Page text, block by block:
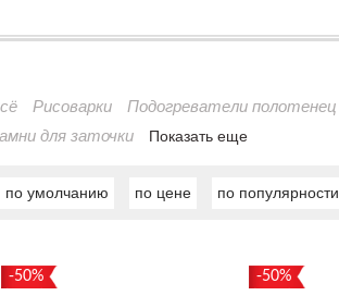
Рисоварки Подогреватели полотенец
для заточки
Показать еще
по умолчанию по цене по популярности
-50% -50%